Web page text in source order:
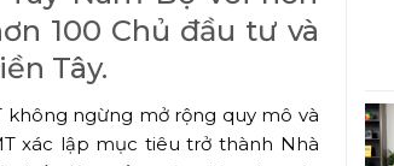
100 Chủ đầu tư và
Tây.
không ngừng mở rộng quy mô và
xác lập mục tiêu trở thành Nhà